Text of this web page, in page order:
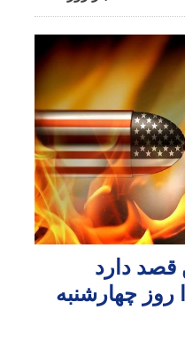
دارد
روز چهارشنبه